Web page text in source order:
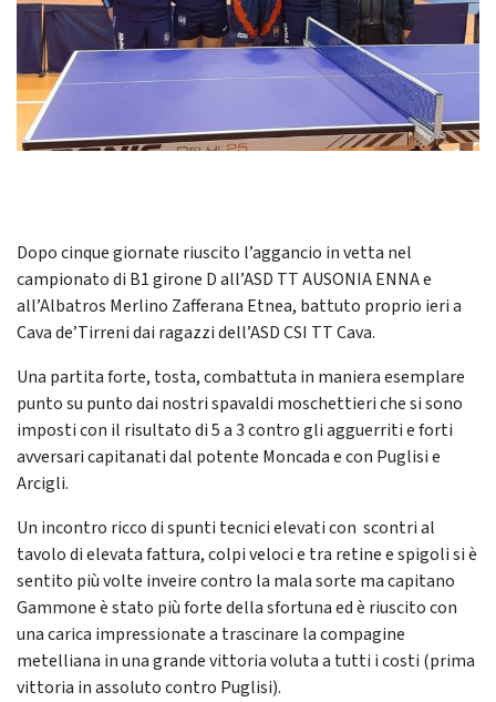
Dopo cinque giornate riuscito l’aggancio in vetta nel
campionato di B1 girone D all’ASD TT AUSONIA ENNA e
all’Albatros Merlino Zafferana Etnea, battuto proprio ieri a
Cava de’Tirreni dai ragazzi dell’ASD CSI TT Cava.
Una partita forte, tosta, combattuta in maniera esemplare
punto su punto dai nostri spavaldi moschettieri che si sono
imposti con il risultato di 5 a 3 contro gli agguerriti e forti
avversari capitanati dal potente Moncada e con Puglisi e
Arcigli.
Un incontro ricco di spunti tecnici elevati con scontri al
tavolo di elevata fattura, colpi veloci e tra retine e spigoli si è
sentito più volte inveire contro la mala sorte ma capitano
Gammone è stato più forte della sfortuna ed è riuscito con
una carica impressionate a trascinare la compagine
metelliana in una grande vittoria voluta a tutti i costi (prima
vittoria in assoluto contro Puglisi).